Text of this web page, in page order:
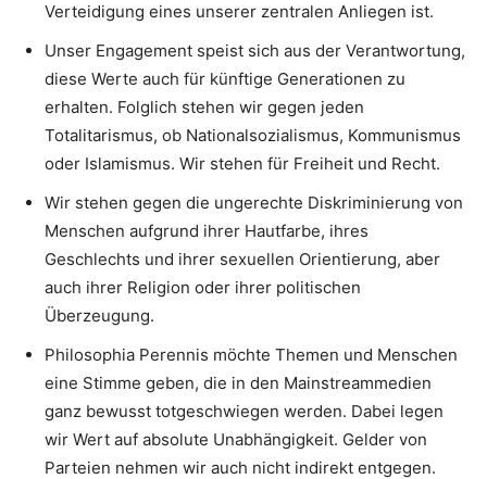
Verteidigung eines unserer zentralen Anliegen ist.
Unser Engagement speist sich aus der Verantwortung,
diese Werte auch für künftige Generationen zu
erhalten. Folglich stehen wir gegen jeden
Totalitarismus, ob Nationalsozialismus, Kommunismus
oder Islamismus. Wir stehen für Freiheit und Recht.
Wir stehen gegen die ungerechte Diskriminierung von
Menschen aufgrund ihrer Hautfarbe, ihres
Geschlechts und ihrer sexuellen Orientierung, aber
auch ihrer Religion oder ihrer politischen
Überzeugung.
Philosophia Perennis möchte Themen und Menschen
eine Stimme geben, die in den Mainstreammedien
ganz bewusst totgeschwiegen werden. Dabei legen
wir Wert auf absolute Unabhängigkeit. Gelder von
Parteien nehmen wir auch nicht indirekt entgegen.